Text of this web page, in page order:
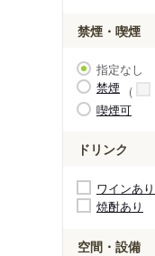
禁煙・喫煙
指定なし
禁煙
喫煙可
ドリンク
ワインあり
焼酎あり
空間・設備